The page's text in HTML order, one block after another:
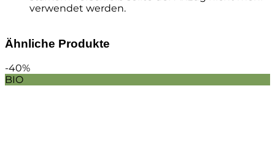
verwendet werden.
Ähnliche Produkte
-40%
BIO